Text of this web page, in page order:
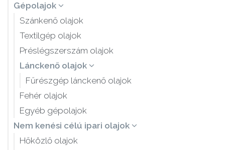
Gépolajok
Szánkenő olajok
Textilgép olajok
Préslégszerszám olajok
Lánckenő olajok
Fűrészgép lánckenő olajok
Fehér olajok
Egyéb gépolajok
Nem kenési célú ipari olajok
Hőközlő olajok